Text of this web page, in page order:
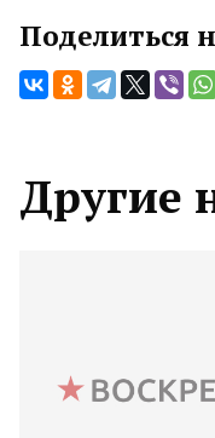
Поделиться
Другие